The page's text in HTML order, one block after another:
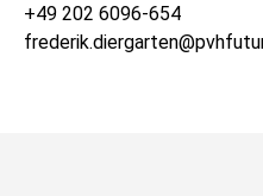
+49 202 6096-654